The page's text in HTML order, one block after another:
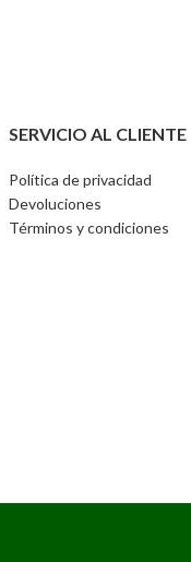
SERVICIO AL CLIENTE
Política de privacidad
Devoluciones
Términos y condiciones